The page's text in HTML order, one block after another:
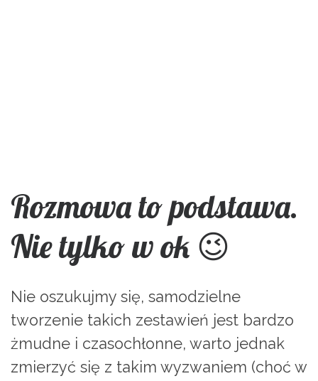
Rozmowa to podstawa.
Nie tylko w ok 😉
Nie oszukujmy się, samodzielne
tworzenie takich zestawień jest bardzo
żmudne i czasochłonne, warto jednak
zmierzyć się z takim wyzwaniem (choć w